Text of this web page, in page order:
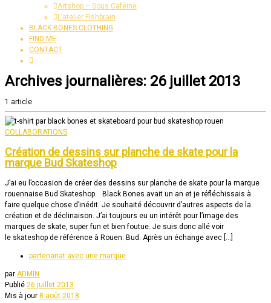
Artshop – Sous Caféine
L’atelier Fishbrain
BLACK BONES CLOTHING
FIND ME
CONTACT
Archives journalières: 26 juillet 2013
1 article
COLLABORATIONS
Création de dessins sur planche de skate pour la
marque Bud Skateshop
J’ai eu l’occasion de créer des dessins sur planche de skate pour la marque
rouennaise Bud Skateshop. Black Bones avait un an et je réfléchissais à
faire quelque chose d’inédit. Je souhaité découvrir d’autres aspects de la
création et de déclinaison. J’ai toujours eu un intérêt pour l’image des
marques de skate, super fun et bien foutue. Je suis donc allé voir
le skateshop de référence à Rouen: Bud. Après un échange avec […]
partenariat avec une marque
par ADMIN
Publié 26 juillet 2013
Mis à jour 8 août 2018